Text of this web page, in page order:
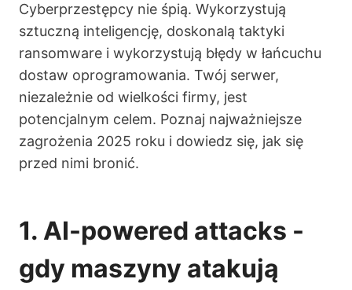
Cyberprzestępcy nie śpią. Wykorzystują
sztuczną inteligencję, doskonalą taktyki
ransomware i wykorzystują błędy w łańcuchu
dostaw oprogramowania. Twój serwer,
niezależnie od wielkości firmy, jest
potencjalnym celem. Poznaj najważniejsze
zagrożenia 2025 roku i dowiedz się, jak się
przed nimi bronić.
1. AI-powered attacks -
gdy maszyny atakują